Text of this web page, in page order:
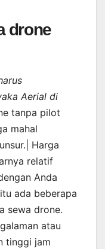
drone
Aerial di
tanpa pilot
mahal
Harga
relatif
Anda
ada beberapa
sewa drone.
atau
tinggi jam